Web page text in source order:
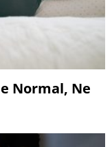
Normal, Ne